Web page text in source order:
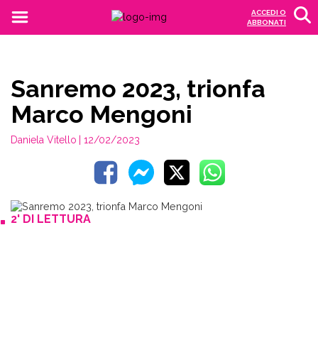
ACCEDI O
ABBONATI
Sanremo 2023, trionfa
Marco Mengoni
Daniela Vitello | 12/02/2023
2' DI LETTURA